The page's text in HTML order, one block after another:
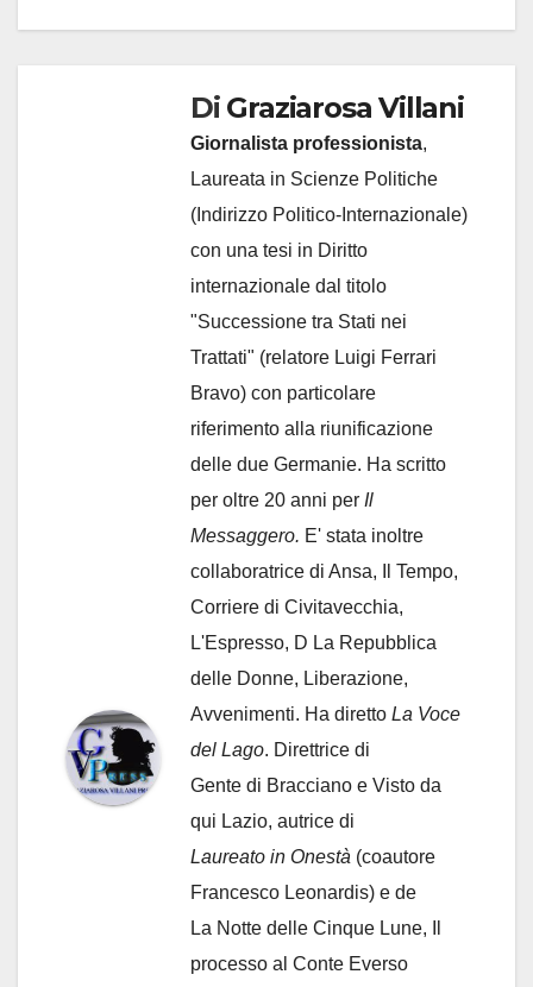
Di Graziarosa Villani
Giornalista professionista,
Laureata in Scienze Politiche
(Indirizzo Politico-Internazionale)
con una tesi in Diritto
internazionale dal titolo
"Successione tra Stati nei
Trattati" (relatore Luigi Ferrari
Bravo) con particolare
riferimento alla riunificazione
delle due Germanie. Ha scritto
per oltre 20 anni per Il
Messaggero. E' stata inoltre
collaboratrice di Ansa, Il Tempo,
Corriere di Civitavecchia,
L'Espresso, D La Repubblica
delle Donne, Liberazione,
Avvenimenti. Ha diretto La Voce
del Lago. Direttrice di
Gente di Bracciano e Visto da
qui Lazio, autrice di
Laureato in Onestà (coautore
Francesco Leonardis) e de
La Notte delle Cinque Lune, Il
processo al Conte Everso